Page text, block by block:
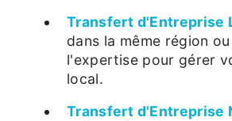
Transfert d'Entreprise
dans la même région
l'expertise pour gérer
local.
Transfert d'Entreprise